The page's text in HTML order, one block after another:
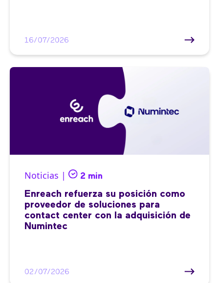
16/07/2026
Noticias | 2 min
Enreach refuerza su posición como
proveedor de soluciones para
contact center con la adquisición de
Numintec
02/07/2026